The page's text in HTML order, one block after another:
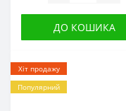
ДО КОШИКА
Хіт продажу
Популярний